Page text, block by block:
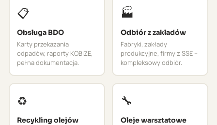
📋
Obsługa BDO
Karty przekazania
odpadów, raporty KOBiZE,
pełna dokumentacja.
🏭
Odbiór z zakładów
Fabryki, zakłady
produkcyjne, firmy z SSE –
kompleksowy odbiór.
♻️
Recykling olejów
🔧
Oleje warsztatowe